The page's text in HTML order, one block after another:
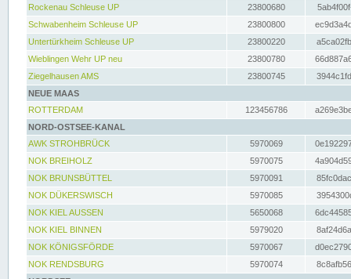
Rockenau Schleuse UP
23800680
Schwabenheim Schleuse UP
23800800
Untertürkheim Schleuse UP
23800220
Wieblingen Wehr UP neu
23800780
Ziegelhausen AMS
23800745
NEUE MAAS
ROTTERDAM
123456786
NORD-OSTSEE-KANAL
AWK STROHBRÜCK
5970069
NOK BREIHOLZ
5970075
NOK BRUNSBÜTTEL
5970091
NOK DÜKERSWISCH
5970085
NOK KIEL AUSSEN
5650068
NOK KIEL BINNEN
5979020
NOK KÖNIGSFÖRDE
5970067
NOK RENDSBURG
5970074